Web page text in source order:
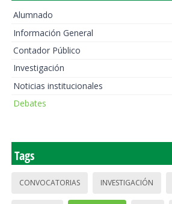
Alumnado
Información General
Contador Público
Investigación
Noticias institucionales
Debates
Tags
CONVOCATORIAS INVESTIGACIÓN